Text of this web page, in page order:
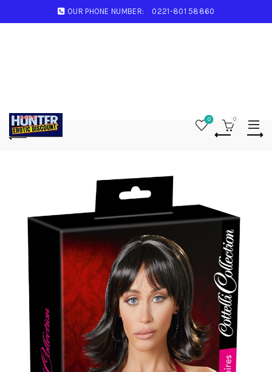
OUR PHONE NUMBER: 0221-801 58860
0 0